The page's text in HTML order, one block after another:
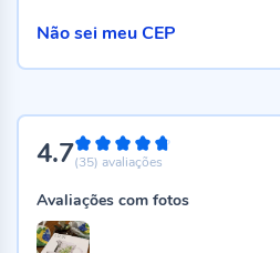
4.794%
(35) avaliações
Avaliações com fotos
Não sei meu CEP